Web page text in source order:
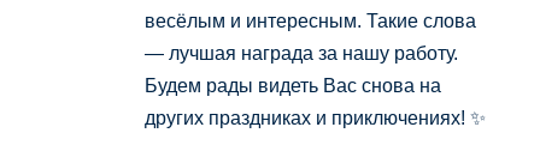
весёлым и интересным. Такие слова
— лучшая награда за нашу работу.
Будем рады видеть Вас снова на
других праздниках и приключениях! ✨